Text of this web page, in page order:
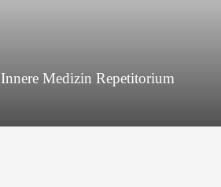
Innere Medizin Repetitorium